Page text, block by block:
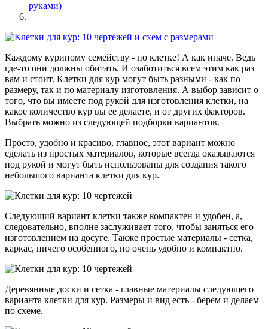
руками)
Каждому куриному семейству - по клетке! А как иначе. Ведь
где-то они должны обитать. И озаботиться всем этим как раз
вам и стоит. Клетки для кур могут быть разными - как по
размеру, так и по материалу изготовления. А выбор зависит о
того, что вы имеете под рукой для изготовления клетки, на
какое количество кур вы ее делаете, и от других факторов.
Выбрать можно из следующей подборки вариантов.
Просто, удобно и красиво, главное, этот вариант можно
сделать из простых материалов, которые всегда оказываются
под рукой и могут быть использованы для создания такого
небольшого варианта клетки для кур.
Следующий вариант клетки также компактен и удобен, а,
следовательно, вполне заслуживает того, чтобы заняться его
изготовлением на досуге. Также простые материалы - сетка,
каркас, ничего особенного, но очень удобно и компактно.
Деревянные доски и сетка - главные материалы следующего
варианта клетки для кур. Размеры и вид есть - берем и делаем
по схеме.